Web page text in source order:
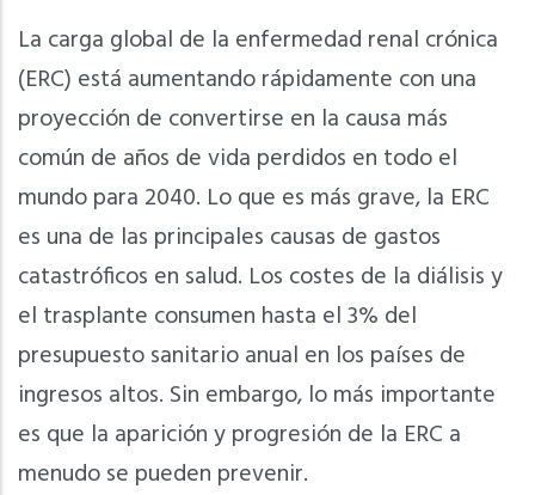
La carga global de la enfermedad renal crónica
(ERC) está aumentando rápidamente con una
proyección de convertirse en la causa más
común de años de vida perdidos en todo el
mundo para 2040. Lo que es más grave, la ERC
es una de las principales causas de gastos
catastróficos en salud. Los costes de la diálisis y
el trasplante consumen hasta el 3% del
presupuesto sanitario anual en los países de
ingresos altos. Sin embargo, lo más importante
es que la aparición y progresión de la ERC a
menudo se pueden prevenir.